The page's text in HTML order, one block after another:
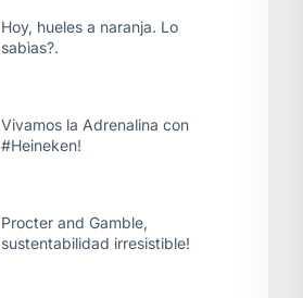
Hoy, hueles a naranja. Lo
sabìas?.
Vivamos la Adrenalina con
#Heineken!
Procter and Gamble,
sustentabilidad irresistible!